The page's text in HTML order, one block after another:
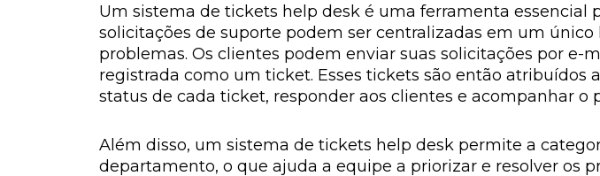
Um sistema de tickets help desk é uma ferramenta
solicitações de suporte podem ser centralizadas em um
problemas. Os clientes podem enviar suas solicitações por
registrada como um ticket. Esses tickets são então
status de cada ticket, responder aos clientes e acompanhar o
Além disso, um sistema de tickets help desk permite a
departamento, o que ajuda a equipe a priorizar e resolver os